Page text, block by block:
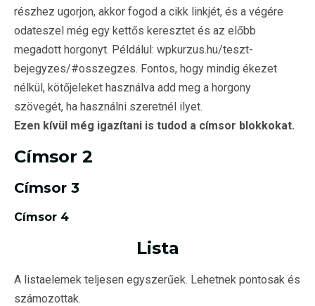
részhez ugorjon, akkor fogod a cikk linkjét, és a végére
odateszel még egy kettős keresztet és az előbb
megadott horgonyt. Példálul: wpkurzus.hu/teszt-
bejegyzes/#osszegzes. Fontos, hogy mindig ékezet
nélkül, kötőjeleket használva add meg a horgony
szövegét, ha használni szeretnél ilyet.
Ezen kívül még igazítani is tudod a címsor blokkokat.
Címsor 2
Címsor 3
Címsor 4
Lista
A listaelemek teljesen egyszerűek. Lehetnek pontosak és
számozottak.